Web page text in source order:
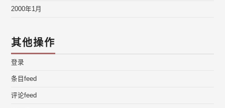
2000年1月
其他操作
登录
条目feed
评论feed